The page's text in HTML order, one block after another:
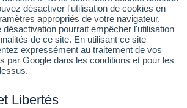
désactiver l'utilisation de cookies en
appropriés de votre navigateur.
désactivation pourrait empêcher l'utilisation
de ce site. En utilisant ce site
expressément au traitement de vos
par Google dans les conditions et pour les
Libertés